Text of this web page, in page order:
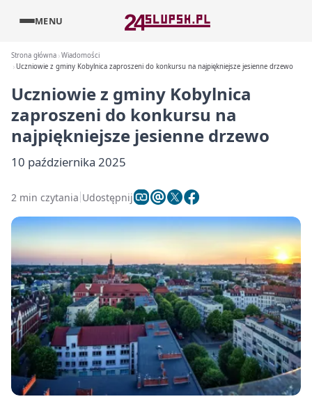
MENU
Strona główna Wiadomości
Uczniowie z gminy Kobylnica zaproszeni do konkursu na najpiękniejsze jesienne drzewo
Uczniowie z gminy Kobylnica
zaproszeni do konkursu na
najpiękniejsze jesienne drzewo
10 października 2025
2 min czytania Udostępnij